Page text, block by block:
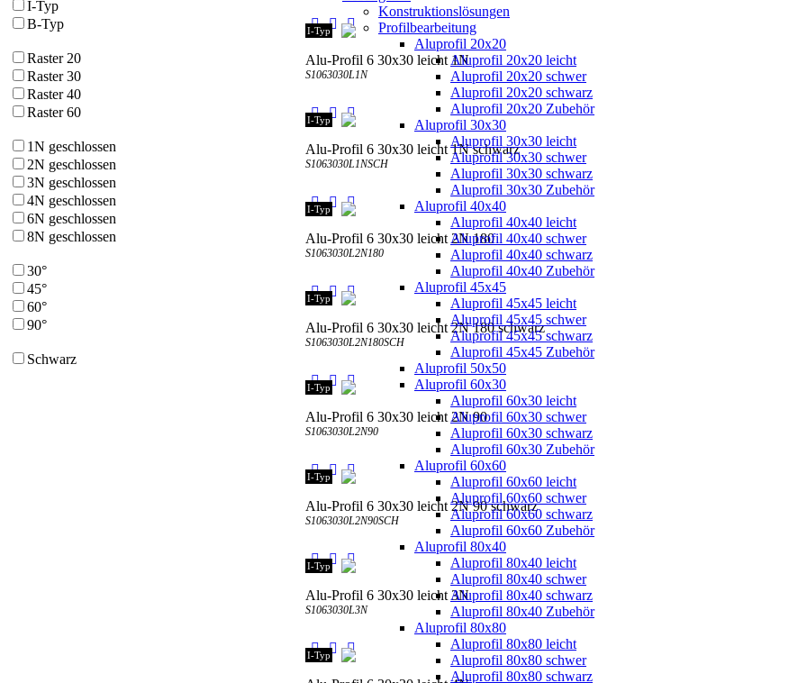
Konstruktionslösungen
Profilbearbeitung
Aluprofil 20x20
Aluprofil 20x20 leicht
Aluprofil 20x20 schwer
Aluprofil 20x20 schwarz
Aluprofil 20x20 Zubehör
Aluprofil 30x30
Aluprofil 30x30 leicht
Aluprofil 30x30 schwer
Aluprofil 30x30 schwarz
Aluprofil 30x30 Zubehör
Aluprofil 40x40
Aluprofil 40x40 leicht
Aluprofil 40x40 schwer
Aluprofil 40x40 schwarz
Aluprofil 40x40 Zubehör
Aluprofil 45x45
Aluprofil 45x45 leicht
Aluprofil 45x45 schwer
Aluprofil 45x45 schwarz
Aluprofil 45x45 Zubehör
Aluprofil 50x50
Aluprofil 60x30
Aluprofil 60x30 leicht
Aluprofil 60x30 schwer
Aluprofil 60x30 schwarz
Aluprofil 60x30 Zubehör
Aluprofil 60x60
Aluprofil 60x60 leicht
Aluprofil 60x60 schwer
Aluprofil 60x60 schwarz
Aluprofil 60x60 Zubehör
Aluprofil 80x40
Aluprofil 80x40 leicht
Aluprofil 80x40 schwer
Aluprofil 80x40 schwarz
Aluprofil 80x40 Zubehör
Aluprofil 80x80
Aluprofil 80x80 leicht
Aluprofil 80x80 schwer
Aluprofil 80x80 schwarz
Alu-Profil 6 30x30 leicht 1N
S1063030L1N
I-Typ
Alu-Profil 6 30x30 leicht 1N schwarz
S1063030L1NSCH
I-Typ
Alu-Profil 6 30x30 leicht 2N 180
S1063030L2N180
I-Typ
Alu-Profil 6 30x30 leicht 2N 180 schwarz
S1063030L2N180SCH
I-Typ
Alu-Profil 6 30x30 leicht 2N 90
S1063030L2N90
I-Typ
Alu-Profil 6 30x30 leicht 2N 90 schwarz
S1063030L2N90SCH
I-Typ
Alu-Profil 6 30x30 leicht 3N
S1063030L3N
I-Typ
I-Typ
I-Typ
B-Typ
Raster 20
Raster 30
Raster 40
Raster 60
1N geschlossen
2N geschlossen
3N geschlossen
4N geschlossen
6N geschlossen
8N geschlossen
30°
45°
60°
90°
Schwarz